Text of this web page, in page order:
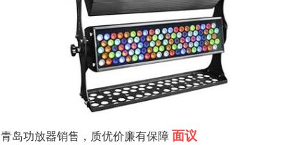
青岛功放器销售，质优价廉有保障面议